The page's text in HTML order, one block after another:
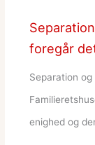
foregår
Separation
enighed og